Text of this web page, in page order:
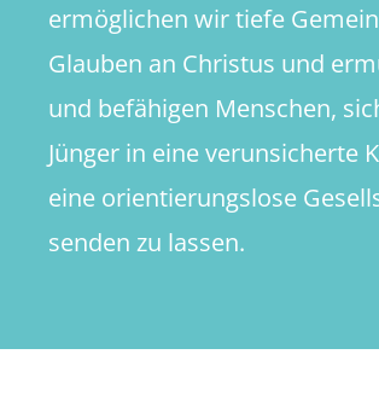
ermöglichen wir tiefe
Glauben an Christus und
und befähigen Menschen,
Jünger in eine verunsicherte
eine orientierungslose
senden zu lassen.